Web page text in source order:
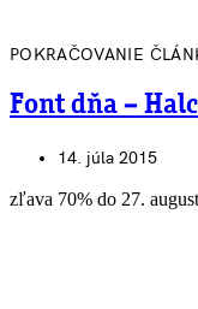
POKRAČOVANIE
Font dňa –
14. júla 2015
zľava 70% do 27.